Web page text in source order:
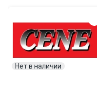
Нет в наличии